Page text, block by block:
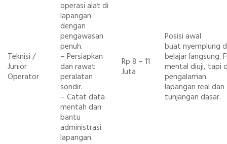
Teknisi /
Junior
Operator
operasi alat di
lapangan
dengan
pengawasan
penuh.
– Persiapkan
dan rawat
peralatan
sondir.
– Catat data
mentah dan
bantu
administrasi
lapangan.
Rp 8 – 11
Juta
Posisi awal
buat nyemplung
belajar langsung.
mental diuji, tapi
pengalaman
lapangan real dan
tunjangan dasar.